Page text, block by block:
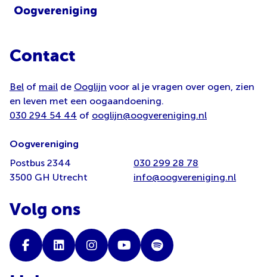
Contact
Bel of mail de Ooglijn voor al je vragen over ogen, zien
en leven met een oogaandoening.
030 294 54 44 of ooglijn@oogvereniging.nl
Oogvereniging
Postbus 2344
3500 GH Utrecht
030 299 28 78
info@oogvereniging.nl
Volg ons